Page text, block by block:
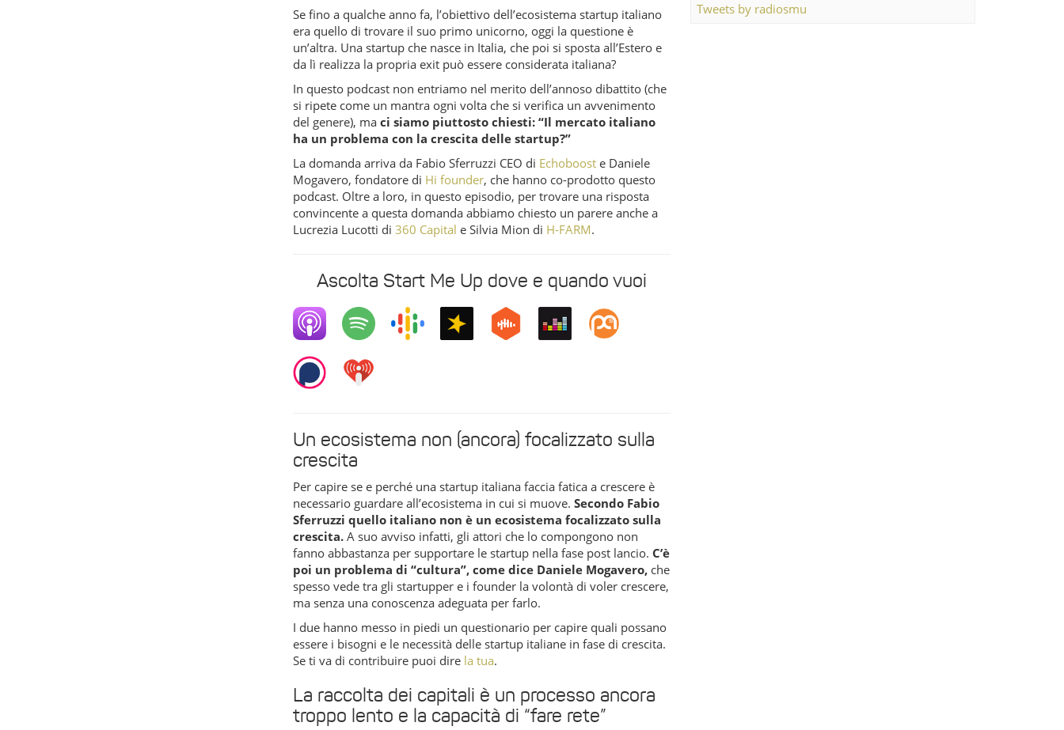
Se fino a qualche anno fa, l’obiettivo dell’ecosistema startup italiano
era quello di trovare il suo primo unicorno, oggi la questione è
un’altra. Una startup che nasce in Italia, che poi si sposta all’Estero e
da lì realizza la propria exit può essere considerata italiana?
In questo podcast non entriamo nel merito dell’annoso dibattito (che
si ripete come un mantra ogni volta che si verifica un avvenimento
del genere), maci siamo piuttosto chiesti: “Il mercato italiano
ha un problema con la crescita delle startup?”
La domanda arriva da Fabio Sferruzzi CEO di Echoboost e Daniele
Mogavero, fondatore di Hi founder, che hanno co-prodotto questo
podcast. Oltre a loro, in questo episodio, per trovare una risposta
convincente a questa domanda abbiamo chiesto un parere anche a
Lucrezia Lucotti di360 Capital e Silvia Mion di H-FARM.
Ascolta Start Me Up dove e quando vuoi
Un ecosistema non (ancora) focalizzato sulla
crescita
Per capire se e perché una startup italiana faccia fatica a crescere è
necessario guardare all’ecosistema in cui si muove.Secondo Fabio
Sferruzzi quello italiano non è un ecosistema focalizzato sulla
crescita. A suo avviso infatti, gli attori che lo compongono non
fanno abbastanza per supportare le startup nella fase post lancio. C’è
poi un problema di “cultura”, come dice Daniele Mogavero, che
spesso vede tra gli startupper e i founder la volontà di voler crescere,
ma senza una conoscenza adeguata per farlo.
I due hanno messo in piedi un questionario per capire quali possano
essere i bisogni e le necessità delle startup italiane in fase di crescita.
Se ti va di contribuire puoi dire la tua.
La raccolta dei capitali è un processo ancora
troppo lento e la capacità di “fare rete”
Tweets by radiosmu